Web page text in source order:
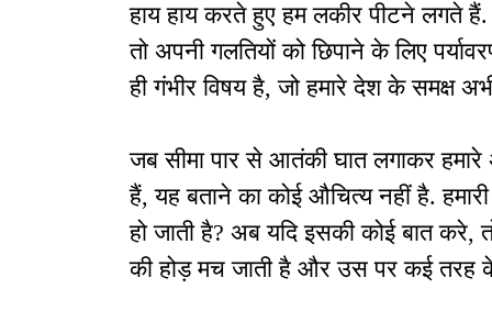
हाय हाय करते हुए हम लकीर पीटने लगते
तो अपनी गलतियों को छिपाने के लिए
ही गंभीर विषय है, जो हमारे देश के समक्ष
जब सीमा पार से आतंकी घात लगाकर
हैं, यह बताने का कोई औचित्य नहीं है.
हो जाती है? अब यदि इसकी कोई बात करे,
की होड़ मच जाती है और उस पर कई